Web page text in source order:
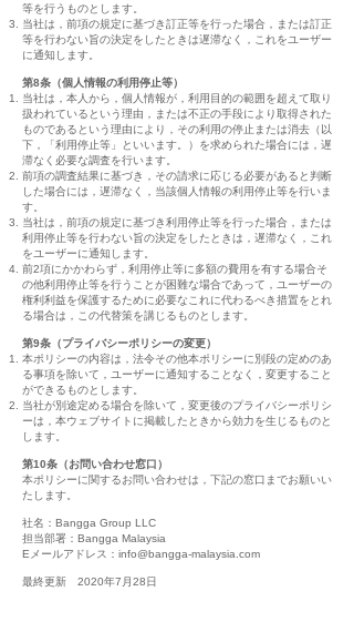
等を行うものとします。
当社は，前項の規定に基づき訂正等を行った場合，または訂正
等を行わない旨の決定をしたときは遅滞なく，これをユーザー
に通知します。
第8条（個人情報の利用停止等）
当社は，本人から，個人情報が，利用目的の範囲を超えて取り
扱われているという理由，または不正の手段により取得された
ものであるという理由により，その利用の停止または消去（以
下，「利用停止等」といいます。）を求められた場合には，遅
滞なく必要な調査を行います。
前項の調査結果に基づき，その請求に応じる必要があると判断
した場合には，遅滞なく，当該個人情報の利用停止等を行いま
す。
当社は，前項の規定に基づき利用停止等を行った場合，または
利用停止等を行わない旨の決定をしたときは，遅滞なく，これ
をユーザーに通知します。
前2項にかかわらず，利用停止等に多額の費用を有する場合そ
の他利用停止等を行うことが困難な場合であって，ユーザーの
権利利益を保護するために必要なこれに代わるべき措置をとれ
る場合は，この代替策を講じるものとします。
第9条（プライバシーポリシーの変更）
本ポリシーの内容は，法令その他本ポリシーに別段の定めのあ
る事項を除いて，ユーザーに通知することなく，変更すること
ができるものとします。
当社が別途定める場合を除いて，変更後のプライバシーポリシ
ーは，本ウェブサイトに掲載したときから効力を生じるものと
します。
第10条（お問い合わせ窓口）
本ポリシーに関するお問い合わせは，下記の窓口までお願いい
たします。
社名：Bangga Group LLC
担当部署：Bangga Malaysia
Eメールアドレス：info@bangga-malaysia.com
最終更新 2020年7月28日​